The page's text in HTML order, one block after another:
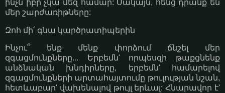
ինչն իբր չկա մեզ համար: Սակայն, հենց դրանք են
մեր շարժառիթները:
Զոհ մի՛ գնա կարծրատիպերին
Ինչու՞ ենք մենք փորձում ճնշել մեր
զգացմունքները... Երբեմն' որպեսզի թաքցնենք
անձնական խնդիրները, երբեմն' համարելով
զգացմունքների արտահայտումը թուլության նշան,
հետևաբար' վախենալով թույլ երևալ: Հնարավոր է'